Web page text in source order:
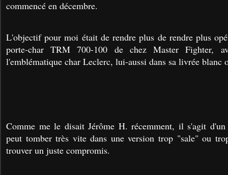
commencé en décembre.
L'objectif pour moi était de rendre plus de rendre plus
porte-char TRM 700-100 de chez Master Fighter,
l'emblématique char Leclerc, lui-aussi dans sa livrée blanc
Comme me le disait Jérôme H. récemment, il s'agit
peut tomber très vite dans une version trop "sale" ou
trouver un juste compromis.